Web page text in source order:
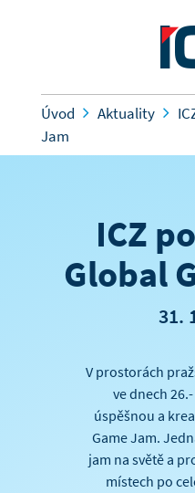
Úvod Aktuality
Jam
ICZ
Global
31.
V prostorách
ve dnech
úspěšnou a
Game Jam.
jam na světě a
místech po